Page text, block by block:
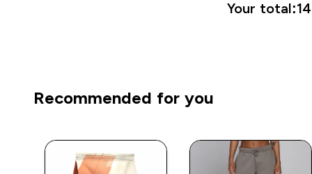
Your total:
Recommended for you